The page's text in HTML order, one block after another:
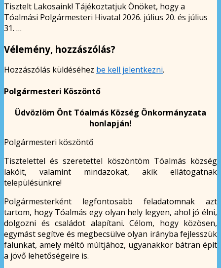
Tisztelt Lakosaink! Tájékoztatjuk Önöket, hogy a
Tóalmási Polgármesteri Hivatal 2026. július 20. és július
31. …
Vélemény, hozzászólás?
Hozzászólás küldéséhez be kell jelentkezni.
Polgármesteri Köszöntő
Üdvözlöm Önt Tóalmás Község Önkormányzata
honlapján!
Polgármesteri köszöntő
Tisztelettel és szeretettel köszöntöm Tóalmás község
lakóit, valamint mindazokat, akik ellátogatnak
településünkre!
Polgármesterként legfontosabb feladatomnak azt
tartom, hogy Tóalmás egy olyan hely legyen, ahol jó élni,
dolgozni és családot alapítani. Célom, hogy közösen,
egymást segítve és megbecsülve olyan irányba fejlesszük
falunkat, amely méltó múltjához, ugyanakkor bátran épít
a jövő lehetőségeire is.